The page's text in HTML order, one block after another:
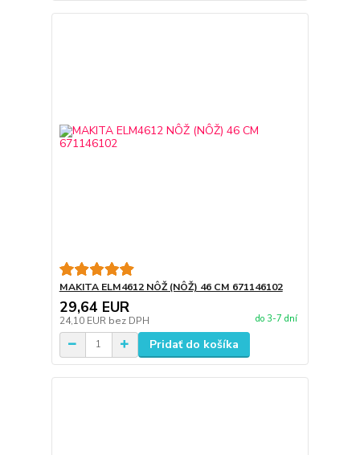
MAKITA ELM4612 NÔŽ (NÔŽ) 46 CM 671146102
29,64 EUR
24,10 EUR bez DPH do 3-7 dní
Pridať do košíka